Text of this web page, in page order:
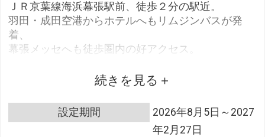
ＪＲ京葉線海浜幕張駅前、徒歩２分の駅近。
羽田・成田空港からホテルへもリムジンバスが発
着、
幕張メッセへも徒歩圏内の好アクセス。
レジャーの拠点やカップル・ファミリーでのご旅行
にぴったりです。
続きを見る
設定期間
2026年8月5日～2027
年2月27日